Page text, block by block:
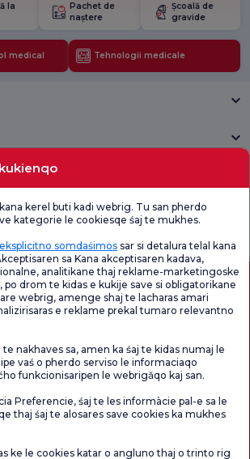
la
Pachet de
naștere
Școală de
gravide
medical Tehnologii medicale
Verificați
Chestionarul de
Sondaj de
scop informativ. Asigurați-vă că vă consultați medicul
kerel buti kadi webrig. Tu san pherdo
kategorie le cookiesqe śaj te mukhes.
eksplicitno somdaśimos sar si detalura telal kana
sa Kana akceptisaren kadava,
analitikane thaj reklame-marketingoske
po drom te kidas e kukije save si obligatorikane
webrig, amenge shaj te lacharas amari
e reklame prekal tumaro relevantno
te nakhaves sa, amen ka śaj te kidas numaj le
vaś o pherdo serviso le informaciaqo
funkcionisaripen le webrigăqo kaj san.
Preferencie, śaj te les informàcie pal-e sa le
thaj śaj te alosares save cookies ka mukhes
ke le cookies katar o angluno thaj o trinto rig